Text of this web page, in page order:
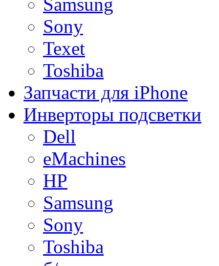
Sony
Texet
Toshiba
Запчасти для iPhone
Инверторы подсветки
Dell
eMachines
HP
Samsung
Sony
Toshiba